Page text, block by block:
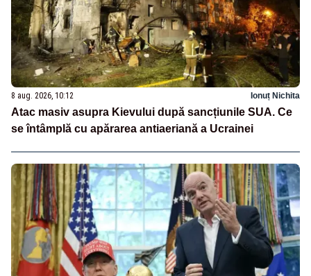
8 aug. 2026, 10:12 Ionuț Nichita
Atac masiv asupra Kievului după sancțiunile SUA. Ce
se întâmplă cu apărarea antiaeriană a Ucrainei